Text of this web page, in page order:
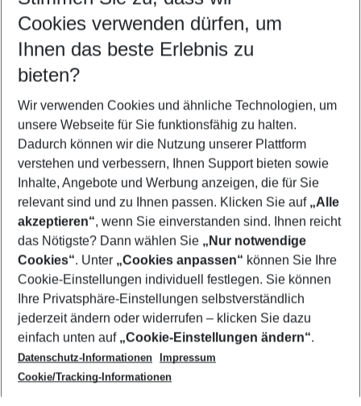
Beliebiger Abflughafen
Reisezeitraum wählen
09.08.26– 07.08.27 5-8 Nächte
2 Erwachsene Keine Kinder
Mehr Filter anzeigen
Footer
Footer navigation
Über uns
AGB
Cookie-Einstellungen ändern
Cookie-Richtlinie
Datenschutz
Service & Hilfe
Barrierefreies Reisen
Check-in
Folgen Sie uns
Cookies verwenden dürfen, um
Ihnen das beste Erlebnis zu
bieten?
Wir verwenden Cookies und ähnliche Technologien, um
unsere Webseite für Sie funktionsfähig zu halten.
Dadurch können wir die Nutzung unserer Plattform
verstehen und verbessern, Ihnen Support bieten sowie
Inhalte, Angebote und Werbung anzeigen, die für Sie
relevant sind und zu Ihnen passen. Klicken Sie auf „Alle
akzeptieren“, wenn Sie einverstanden sind. Ihnen reicht
das Nötigste? Dann wählen Sie „Nur notwendige
Cookies“. Unter „Cookies anpassen“ können Sie Ihre
Cookie-Einstellungen individuell festlegen. Sie können
Ihre Privatsphäre-Einstellungen selbstverständlich
jederzeit ändern oder widerrufen – klicken Sie dazu
einfach unten auf „Cookie-Einstellungen ändern“.
Datenschutz-Informationen
Impressum
Cookie/Tracking-Informationen